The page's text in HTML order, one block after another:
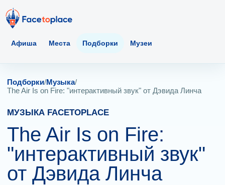
Афиша Места Подборки Музеи
Подборки/Музыка/
The Air Is on Fire: "интерактивный звук" от Дэвида Линча
МУЗЫКА FACETOPLACE
The Air Is on Fire:
"интерактивный звук"
от Дэвида Линча